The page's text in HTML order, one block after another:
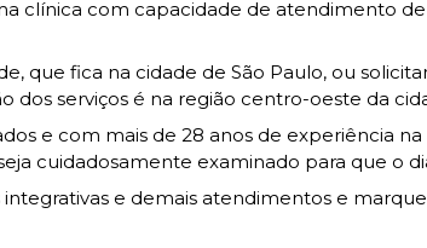
clínica com capacidade de atendimento
que fica na cidade de São Paulo, ou
dos serviços é na região centro-oeste da
e com mais de 28 anos de experiência
cuidadosamente examinado para que o
e demais atendimentos e